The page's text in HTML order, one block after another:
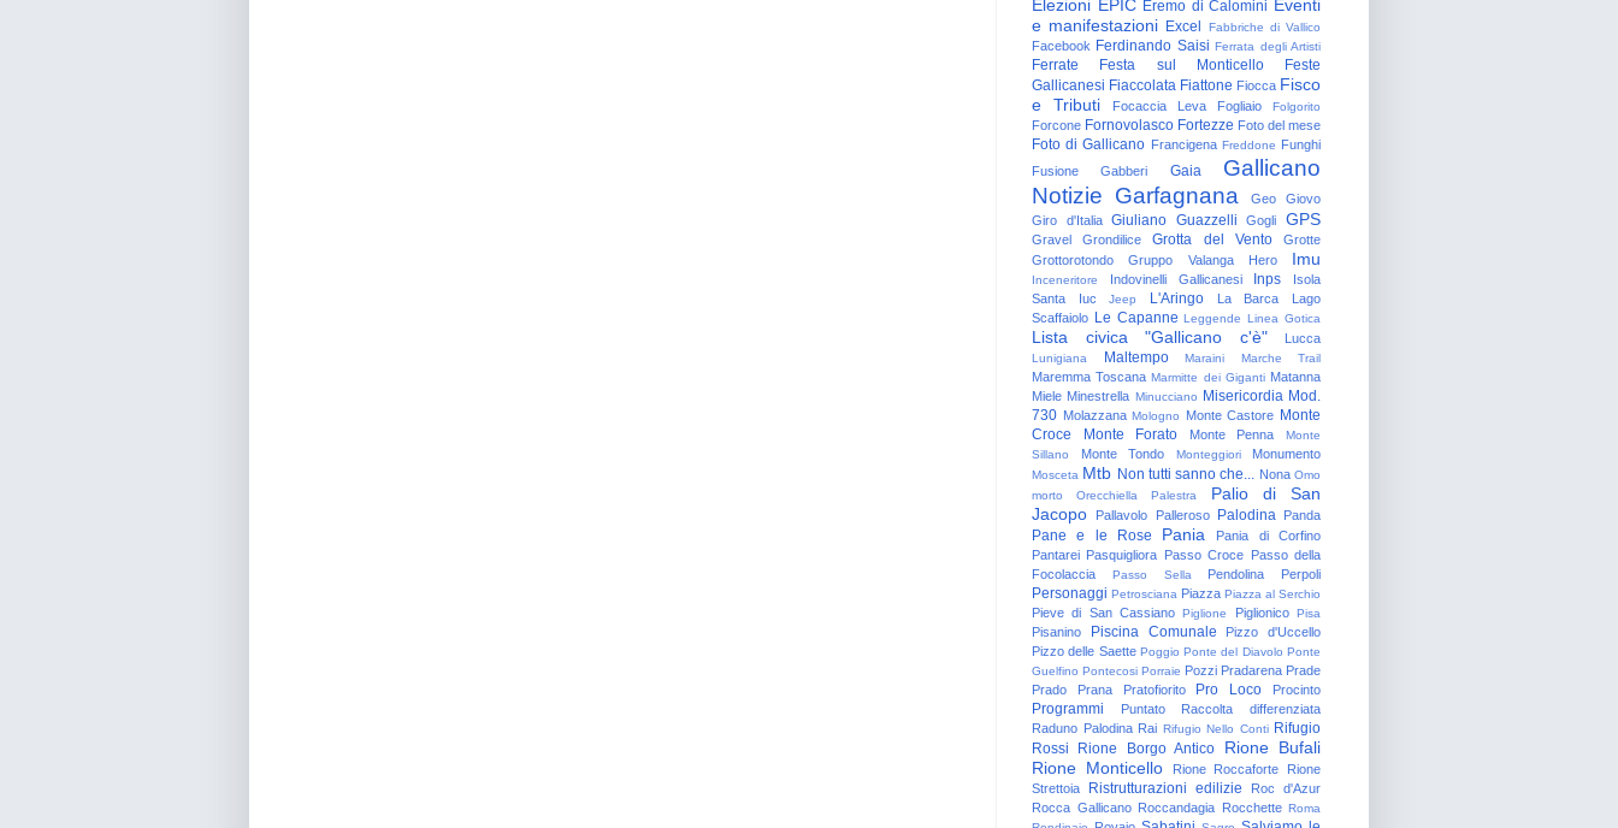
Elezioni EPIC Eremo di Calomini Eventi
e manifestazioni Excel Fabbriche di Vallico
Facebook Ferdinando Saisi Ferrata degli Artisti
Ferrate Festa sul Monticello
Feste
Gallicanesi Fiaccolata Fiattone Fiocca Fisco
e Tributi
Focaccia Leva Fogliaio Folgorito
Forcone Fornovolasco Fortezze Foto del mese
Foto di Gallicano Francigena Freddone Funghi
Fusione
Gabberi Gaia
Gallicano
Notizie Garfagnana Geo
Giovo
Giro d'Italia
Giuliano Guazzelli Gogli GPS
Gravel Grondilice Grotta del Vento
Grotte
Grottorotondo
Gruppo Valanga Hero Imu
Inceneritore Indovinelli Gallicanesi Inps
Isola
Santa
Iuc Jeep L'Aringo La Barca
Lago
Scaffaiolo Le Capanne Leggende Linea Gotica
Lista civica "Gallicano c'è" Lucca
Lunigiana Maltempo Maraini Marche Trail
Maremma Toscana Marmitte dei Giganti Matanna
Miele Minestrella Minucciano Misericordia Mod.
730 Molazzana Mologno Monte Castore Monte
Croce
Monte Forato Monte Penna
Monte
Sillano
Monte Tondo Monteggiori Monumento
Mosceta Mtb Non tutti sanno che... Nona Omo
morto
Orecchiella Palestra
Palio di San
Jacopo
Pallavolo Palleroso Palodina Panda
Pane e le Rose Pania
Pania di Corfino
Pantarei Pasquigliora Passo Croce Passo della
Focolaccia
Passo Sella Pendolina Perpoli
Personaggi Petrosciana Piazza Piazza al Serchio
Pieve di San Cassiano Piglione Piglionico Pisa
Pisanino Piscina Comunale
Pizzo d'Uccello
Pizzo delle Saette Poggio Ponte del Diavolo Ponte
Guelfino Pontecosi Porraie Pozzi Pradarena Prade
Prado
Prana Pratofiorito Pro Loco Procinto
Programmi Puntato
Raccolta differenziata
Raduno Palodina Rai Rifugio Nello Conti Rifugio
Rossi
Rione Borgo Antico
Rione Bufali
Rione Monticello
Rione Roccaforte
Rione
Strettoia
Ristrutturazioni edilizie
Roc d'Azur
Rocca Gallicano Roccandagia Rocchette Roma